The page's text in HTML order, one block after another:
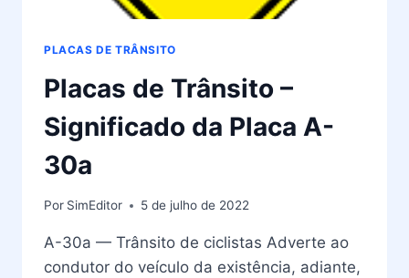
PLACAS DE TRÂNSITO
Placas de Trânsito –
Significado da Placa A-
30a
Por SimEditor 5 de julho de 2022
A-30a — Trânsito de ciclistas Adverte ao
condutor do veículo da existência, adiante,